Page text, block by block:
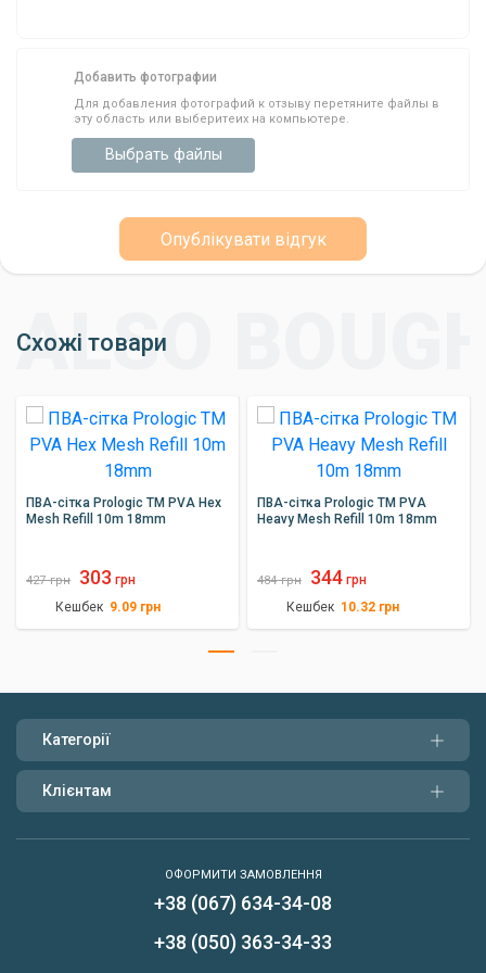
ПВА рукав Mikado з поршнем - це незамінний
інструмент для успішної риболовлі. Замовте
Добавить фотографии
Для добавления фотографий к отзыву перетяните файлы в
эту область или выберитеих на компьютере.
Выбрать файлы
Опублікувати відгук
Схожі товари
ПВА-сітка Prologic TM PVA Hex
Mesh Refill 10m 18mm
427 грн 303 грн
Кешбек 9.09 грн
ПВА-сітка Prologic TM PVA
Heavy Mesh Refill 10m 18mm
484 грн 344 грн
Кешбек 10.32 грн
Категорії
Клієнтам
ОФОРМИТИ ЗАМОВЛЕННЯ
+38 (067) 634-34-08
+38 (050) 363-34-33